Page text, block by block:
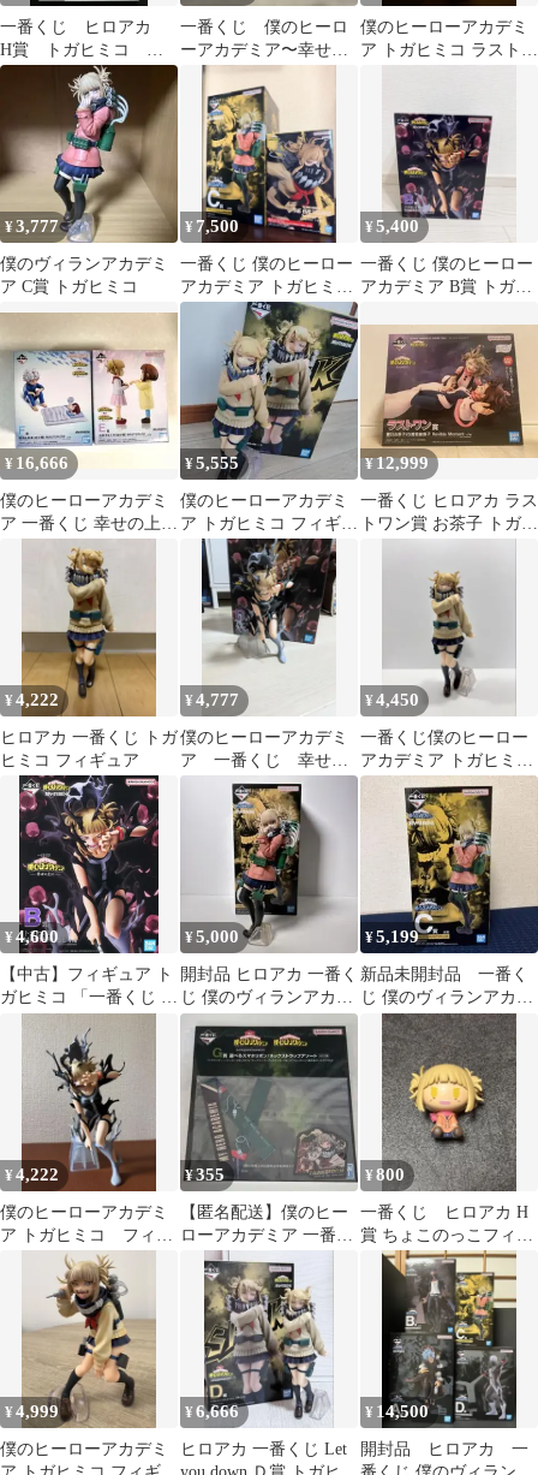
一番くじ ヒロアカ
H賞 トガヒミコ フ
ィギュア 僕のヒーロ
ーアカデミア
一番くじ 僕のヒーロ
ーアカデミア〜幸せの
上に〜 荼毘&トガヒミ
僕のヒーローアカデミ
ア トガヒミコ ラストワ
¥3,777
僕のヴィランアカデミ
ア C賞 トガヒミコ
¥ 7,500
一番くじ 僕のヒーロー
アカデミア トガヒミコ
フィギュア 2点セッ
ト 未使用
¥5,400
一番くじ 僕のヒーロー
アカデミア B賞 トガヒ
¥ 16,666
僕のヒーローアカデミ
ア 一番くじ 幸せの上に
E賞 F 賞 フィギュア
¥5,555
僕のヒーローアカデミ
ア トガヒミコ フィギュ
ア 一番くじ
¥12,999
一番くじ ヒロアカ ラス
トワン賞 お茶子 トガヒ
¥4,222
ヒロアカ 一番くじ トガ
ヒミコ フィギュア
¥4,777
僕のヒーローアカデミ
ア 一番くじ 幸せの
上に B賞 トガヒミ
コ フィギュア
¥4,450
一番くじ僕のヒーロー
アカデミア トガヒミコ
フィギュア
¥4,600
【中古】フィギュア ト
ガヒミコ 「一番くじ 僕
-幸せの上に-」
MASTERLISE B賞 フィ
¥5,000
開封品 ヒロアカ 一番く
じ 僕のヴィランアカデ
ミア トガヒミコ フィギ
ュア C賞
¥5,199
新品未開封品 一番く
じ 僕のヴィランアカデ
ミア トガヒミコ C賞 フ
ィギュア
¥4,222
僕のヒーローアカデミ
ア トガヒミコ フィギ
¥355
【匿名配送】僕のヒー
ローアカデミア 一番く
じ G賞 スマホリボン ト
ガヒミコ
¥800
一番くじ ヒロアカ H
賞 ちょこのっこフィギ
ュア トガヒミコ
¥4,999
僕のヒーローアカデミ
¥6,666
ヒロアカ 一番くじ Let
¥ 14,500
開封品 ヒロアカ 一